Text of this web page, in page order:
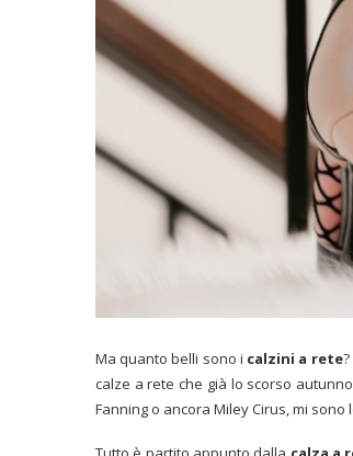
Ma quanto belli sono i calzini a rete
calze a rete che già lo scorso
Fanning o ancora Miley Cirus, mi